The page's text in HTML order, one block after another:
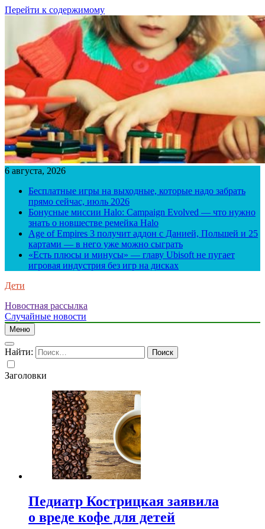
Перейти к содержимому
6 августа, 2026
Бесплатные игры на выходные, которые надо забрать
прямо сейчас, июль 2026
Бонусные миссии Halo: Campaign Evolved — что нужно
знать о новшестве ремейка Halo
Age of Empires 3 получит аддон с Данией, Польшей и 25
картами — в него уже можно сыграть
«Есть плюсы и минусы» — главу Ubisoft не пугает
игровая индустрия без игр на дисках
Дети
Новостная рассылка
Случайные новости
Меню
Найти:
Заголовки
Педиатр Кострицкая заявила
о вреде кофе для детей